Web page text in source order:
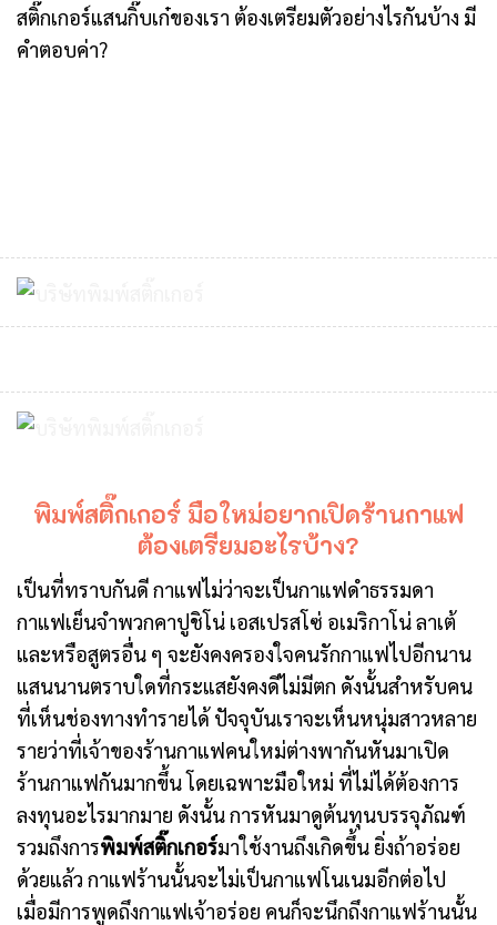
สติ๊กเกอร์แสนกิ๊บเก๋ของเรา ต้องเตรียมตัวอย่างไรกันบ้าง มี
คำตอบค่า?
พิมพ์สติ๊กเกอร์ มือใหม่อยากเปิดร้านกาแฟ
ต้องเตรียมอะไรบ้าง?
เป็นที่ทราบกันดี กาแฟไม่ว่าจะเป็นกาแฟดำธรรมดา
กาแฟเย็นจำพวกคาปูชิโน่ เอสเปรสโซ่ อเมริกาโน่ ลาเต้
และหรือสูตรอื่น ๆ จะยังคงครองใจคนรักกาแฟไปอีกนาน
แสนนานตราบใดที่กระแสยังคงดีไม่มีตก ดังนั้นสำหรับคน
ที่เห็นช่องทางทำรายได้ ปัจจุบันเราจะเห็นหนุ่มสาวหลาย
รายว่าที่เจ้าของร้านกาแฟคนใหม่ต่างพากันหันมาเปิด
ร้านกาแฟกันมากขึ้น โดยเฉพาะมือใหม่ ที่ไม่ได้ต้องการ
ลงทุนอะไรมากมาย ดังนั้น การหันมาดูต้นทุนบรรจุภัณฑ์
รวมถึงการพิมพ์สติ๊กเกอร์มาใช้งานถึงเกิดขึ้น ยิ่งถ้าอร่อย
ด้วยแล้ว กาแฟร้านนั้นจะไม่เป็นกาแฟโนเนมอีกต่อไป
เมื่อมีการพูดถึงกาแฟเจ้าอร่อย คนก็จะนึกถึงกาแฟร้านนั้น